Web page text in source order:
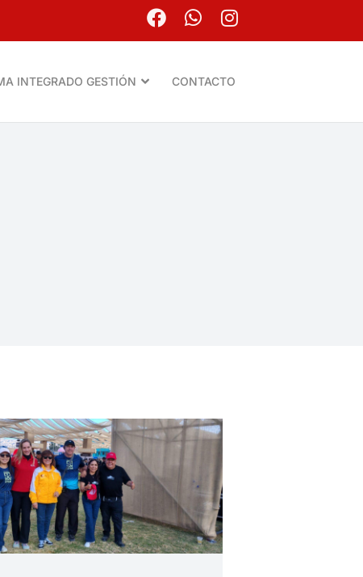
INTEGRADO GESTIÓN CONTACTO